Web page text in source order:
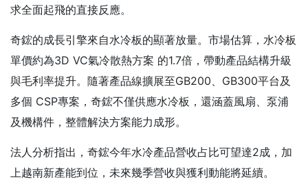
求全面起飛的直接反應。
奇鋐的成長引擎來自水冷板的顯著放量。市場估算，水冷板
單價約為3D VC氣冷散熱方案 的1.7倍，帶動產品結構升級
與毛利率提升。隨著產品線擴展至GB200、GB300平台及
多個 CSP專案，奇鋐不僅供應水冷板，還涵蓋風扇、泵浦
及機構件，整體解決方案能力成形。
法人分析指出，奇鋐今年水冷產品營收占比可望達2成，加
上越南新產能到位，未來幾季營收與獲利動能將延續。